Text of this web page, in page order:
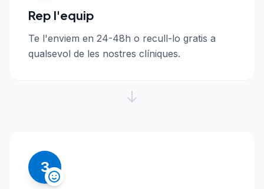
Rep l'equip
Te l'enviem en 24-48h o recull-lo gratis a
qualsevol de les nostres clíniques.
3